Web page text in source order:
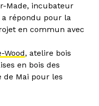
Made, incubateur
a répondu pour la
en commun avec
Wood, atelire bois
en bois des
de Mai pour les